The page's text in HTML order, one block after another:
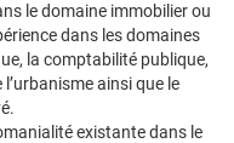
le domaine immobilier ou
dans les domaines
la comptabilité publique,
ainsi que le
existante dans le